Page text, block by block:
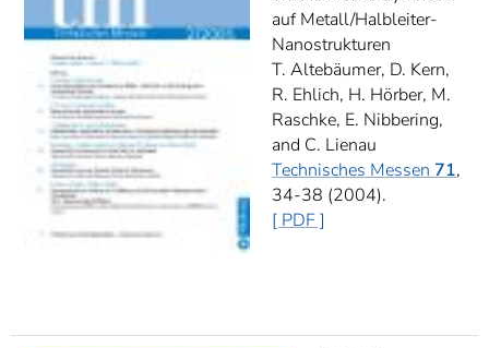
auf Metall/Halbleiter-
Nanostrukturen
T. Altebäumer, D. Kern,
R. Ehlich, H. Hörber, M.
Raschke, E. Nibbering,
and C. Lienau
Technisches Messen 71,
34-38 (2004).
[ PDF ]